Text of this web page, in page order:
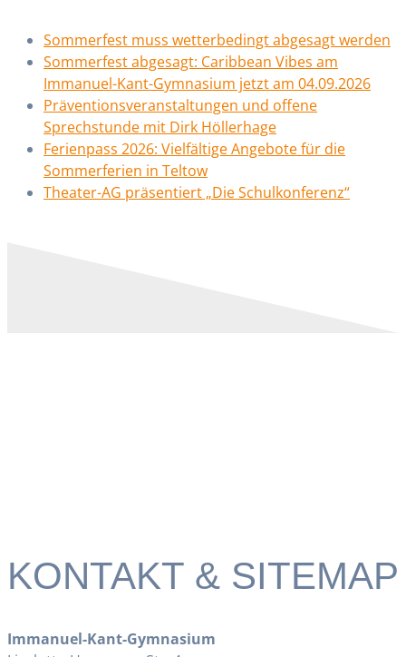
Sommerfest muss wetterbedingt abgesagt werden
Sommerfest abgesagt: Caribbean Vibes am
Immanuel-Kant-Gymnasium jetzt am 04.09.2026
Präventionsveranstaltungen und offene
Sprechstunde mit Dirk Höllerhage
Ferienpass 2026: Vielfältige Angebote für die
Sommerferien in Teltow
Theater-AG präsentiert „Die Schulkonferenz“
KONTAKT & SITEMAP
Immanuel-Kant-Gymnasium